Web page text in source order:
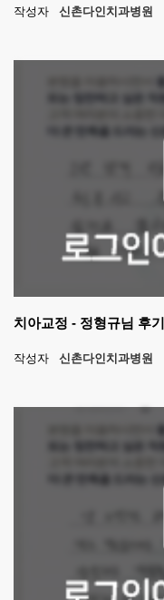
작성자 신촌다인치과병원
치아교정 - 정형규님 후기
작성자 신촌다인치과병원